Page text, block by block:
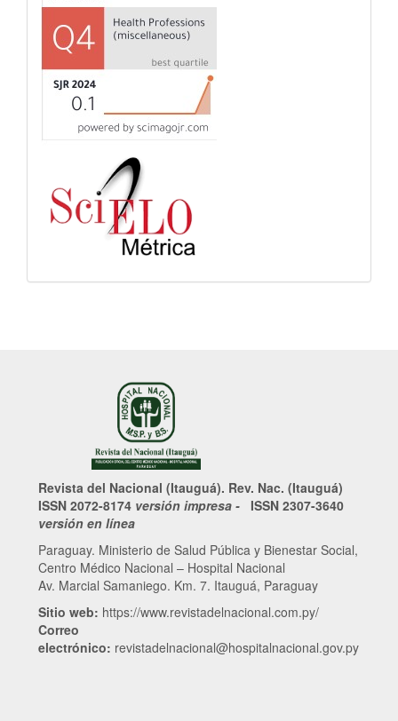
Revista del Nacional (Itauguá). Rev. Nac. (Itauguá)
ISSN 2072-8174 versión impresa - ISSN 2307-3640
versión en línea
Paraguay. Ministerio de Salud Pública y Bienestar Social,
Centro Médico Nacional – Hospital Nacional
Av. Marcial Samaniego. Km. 7. Itauguá, Paraguay
Sitio web: https://www.revistadelnacional.com.py/
Correo
electrónico: revistadelnacional@hospitalnacional.gov.py